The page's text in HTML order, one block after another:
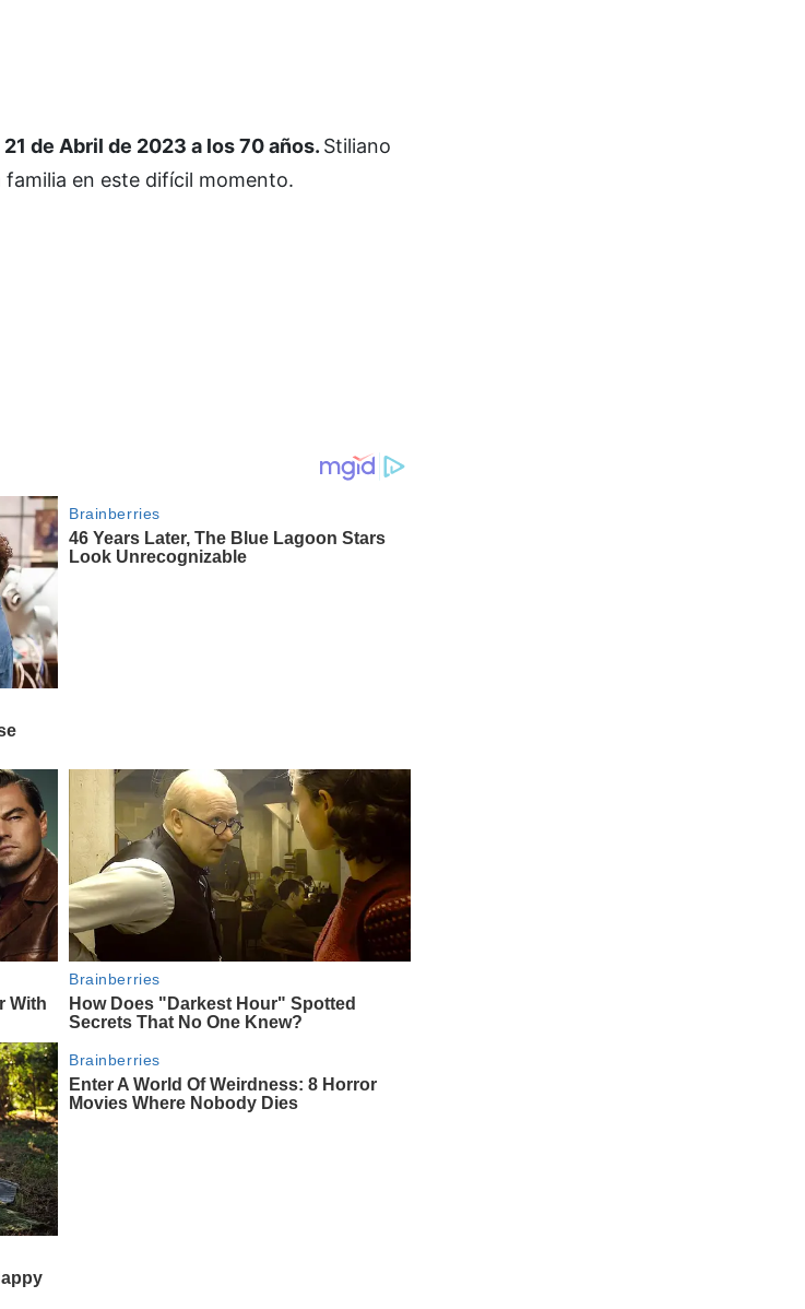
21 de Abril de 2023 a los 70 años. Stiliano
en este difícil momento.